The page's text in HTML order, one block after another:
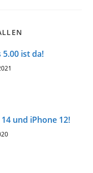
ist da!
und iPhone 12!